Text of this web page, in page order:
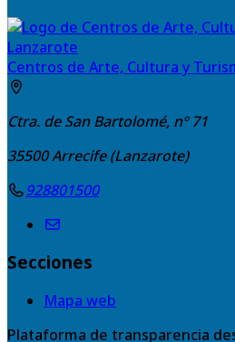
Centros de Arte, Cultura y
Ctra. de San Bartolomé, nº 71
35500Arrecife (Lanzarote)
928801500
Secciones
Mapa web
Plataforma de transparencia